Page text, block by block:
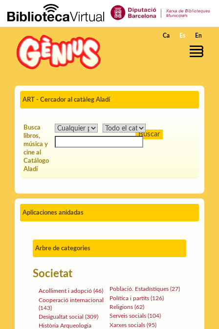
Saltar al contenido principal
Ca Es En
ART - Cercador al catàleg Aladí
Busca
libros,
música y
cine al
Catálogo
Aladí
Aplicaciones anidadas
Arbre de categories
Societat
Acolliment i adopció (46)
Cooperació internacional
(143)
Desigualtat social (309)
Història Arqueologia
Població. Estadístiques (27)
Política i partits (126)
Religions (62)
Serveis socials (104)
Xarxes socials (95)